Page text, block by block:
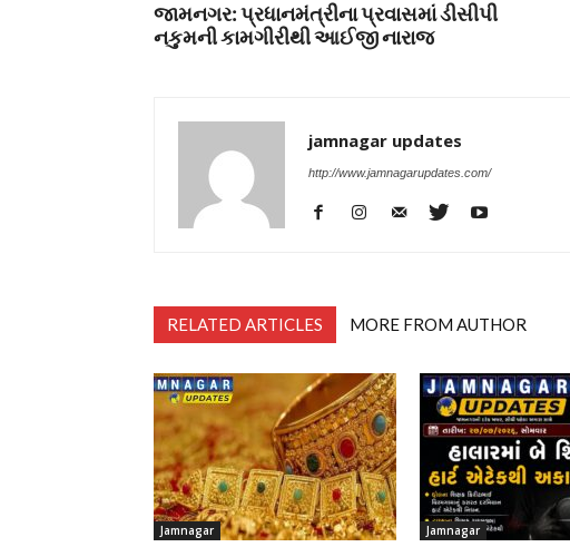
જામનગર: પ્રધાનમંત્રીના પ્રવાસમાં ડીસીપી
નકુમની કામગીરીથી આઈજી નારાજ
jamnagar updates
http://www.jamnagarupdates.com/
RELATED ARTICLES MORE FROM AUTHOR
Jamnagar Jamnagar